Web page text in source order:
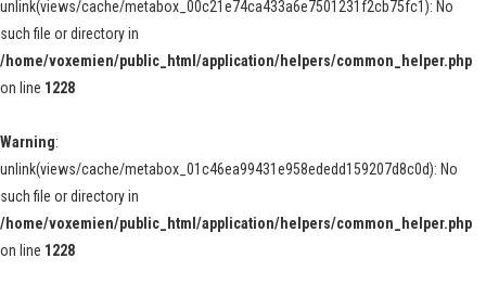
unlink(views/cache/metabox_00c21e74ca433a6e7501231f2cb75fc1): No
such file or directory in
/home/voxemien/public_html/application/helpers/common_helper.php
on line 1228
Warning:
unlink(views/cache/metabox_01c46ea99431e958ededd159207d8c0d): No
such file or directory in
/home/voxemien/public_html/application/helpers/common_helper.php
on line 1228